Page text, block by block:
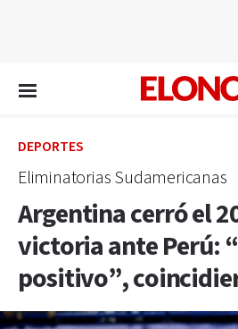
DEPORTES
Eliminatorias Sudamericanas
Argentina cerró el
victoria ante Perú:
positivo”,